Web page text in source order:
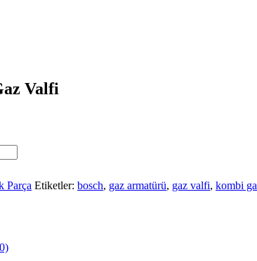
Valfi
Parça Etiketler: bosch, gaz armatürü, gaz valfi, kombi